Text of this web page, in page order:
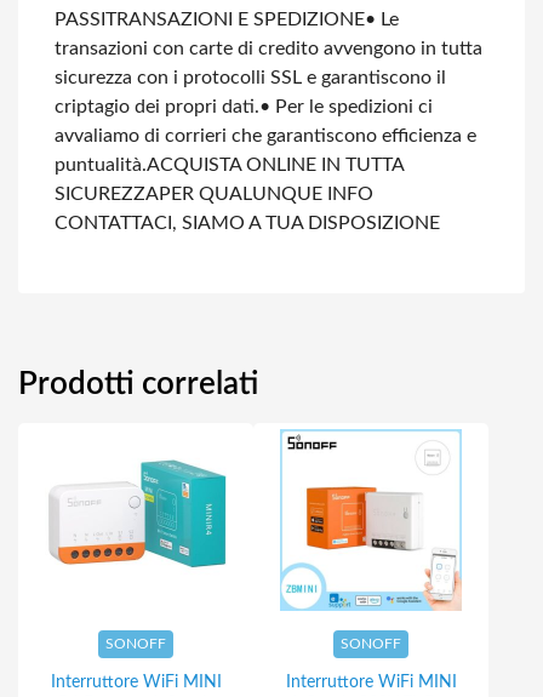
PASSI TRANSAZIONI E SPEDIZIONE• Le
transazioni con carte di credito avvengono in tutta
sicurezza con i protocolli SSL e garantiscono il
criptagio dei propri dati.• Per le spedizioni ci
avvaliamo di corrieri che garantiscono efficienza e
puntualità.ACQUISTA ONLINE IN TUTTA
SICUREZZAPER QUALUNQUE INFO
CONTATTACI, SIAMO A TUA DISPOSIZIONE
Prodotti correlati
SONOFF
Interruttore WiFi MINI
SONOFF
Interruttore WiFi MINI